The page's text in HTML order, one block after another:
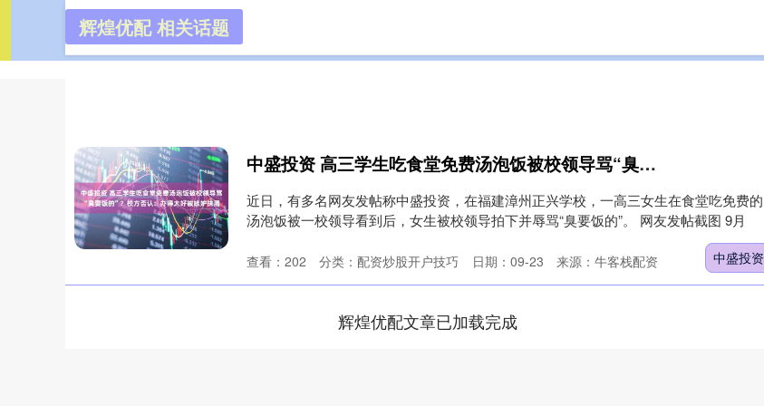
辉煌优配 相关话题
中盛投资 高三学生吃食堂免费汤泡饭被校领导骂“臭要饭的”？校方否认：办得太好被嫉妒抹黑
近日，有多名网友发帖称中盛投资，在福建漳州正兴学校，一高三女生在食堂吃免费的
汤泡饭被一校领导看到后，女生被校领导拍下并辱骂“臭要饭的”。 网友发帖截图 9月
中盛投资
日期：09-23 来源：牛客栈配资
查看： 202 分类： 配资炒股开户技巧
辉煌优配文章已加载完成